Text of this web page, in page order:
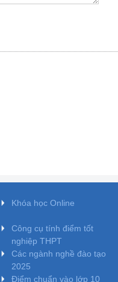
Khóa học Online
Công cụ tính điểm tốt
nghiệp THPT
Các ngành nghề đào tạo
2025
Điểm chuẩn vào lớp 10